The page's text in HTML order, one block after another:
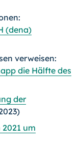
(dena)
verweisen:
die Hälfte des
der
um